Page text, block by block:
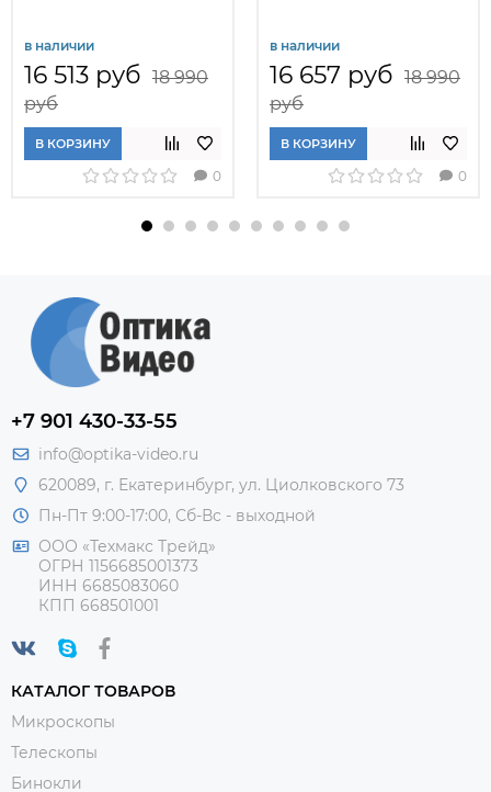
в наличии
16 513 руб 18 990
руб
В КОРЗИНУ
0
в наличии
16 657 руб 18 990
руб
В КОРЗИНУ
0
+7 901 430-33-55
info@optika-video.ru
620089, г. Екатеринбург, ул. Циолковского 73
Пн-Пт 9:00-17:00, Сб-Вс - выходной
ООО «Техмакс Трейд»
ОГРН 1156685001373
ИНН 6685083060
КПП 668501001
КАТАЛОГ ТОВАРОВ
Микроскопы
Телескопы
Бинокли